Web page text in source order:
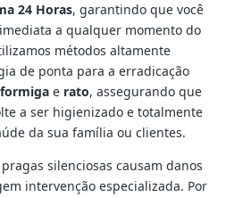
24 Horas, garantindo que você
a qualquer momento do
métodos altamente
de ponta para a erradicação
formigae rato, assegurando que
a ser higienizado e totalmente
da sua família ou clientes.
silenciosas causam danos
intervenção especializada. Por